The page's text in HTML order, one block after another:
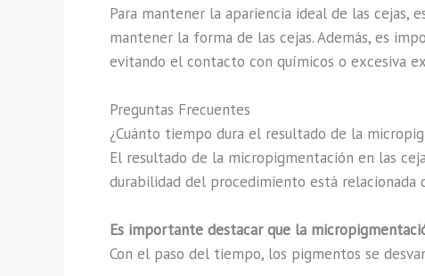
Para mantener la apariencia ideal de las cejas,
mantener la forma de las cejas. Además, es
evitando el contacto con químicos o excesiva
Preguntas Frecuentes
¿Cuánto tiempo dura el resultado de la
El resultado de la micropigmentación en las
durabilidad del procedimiento está
Es importante destacar que la
Con el paso del tiempo, los pigmentos se